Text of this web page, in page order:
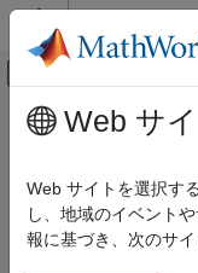
コンテンツへスキップ
オフキャ
ドキュメンテーションのホ
Aerospace Blockset
Visualization
メインコンテンツ
Download maps
Since R2022b
Web サ
Web サイトを選択す
し、地域のイベント
報に基づき、次のサ